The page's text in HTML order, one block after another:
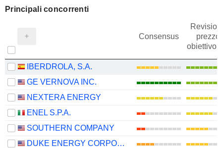
Principali concorrenti
Consensus
prezzo
obiettivo
IBERDROLA, S.A.
GE VERNOVA INC.
NEXTERA ENERGY
ENEL S.P.A.
SOUTHERN COMPANY
DUKE ENERGY CORPORATION